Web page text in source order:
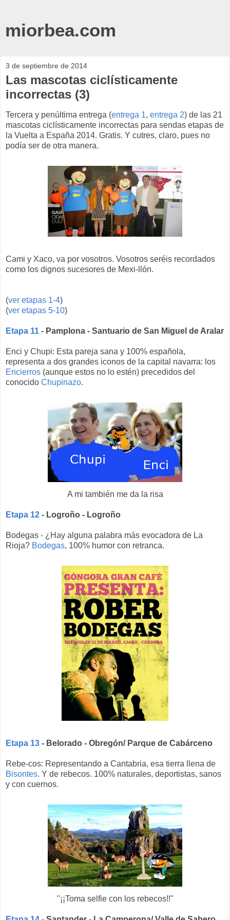
miorbea.com
3 de septiembre de 2014
Las mascotas ciclísticamente
incorrectas (3)
Tercera y penúltima entrega (entrega 1, entrega 2) de las 21
mascotas ciclísticamente incorrectas para sendas etapas de
la Vuelta a España 2014. Gratis. Y cutres, claro, pues no
podía ser de otra manera.
Cami y Xaco, va por vosotros. Vosotros seréis recordados
como los dignos sucesores de Mexi-llón.
(ver etapas 1-4)
(ver etapas 5-10)
Etapa 11 - Pamplona - Santuario de San Miguel de Aralar
Enci y Chupi: Esta pareja sana y 100% española,
representa a dos grandes iconos de la capital navarra: los
Encierros (aunque estos no lo estén) precedidos del
conocido Chupinazo.
A mi también me da la risa
Etapa 12 - Logroño - Logroño
Bodegas - ¿Hay alguna palabra más evocadora de La
Rioja? Bodegas, 100% humor con retranca.
Etapa 13 - Belorado - Obregón/ Parque de Cabárceno
Rebe-cos: Representando a Cantabria, esa tierra llena de
Bisontes. Y de rebecos. 100% naturales, deportistas, sanos
y con cuernos.
"¡¡Toma selfie con los rebecos!!"